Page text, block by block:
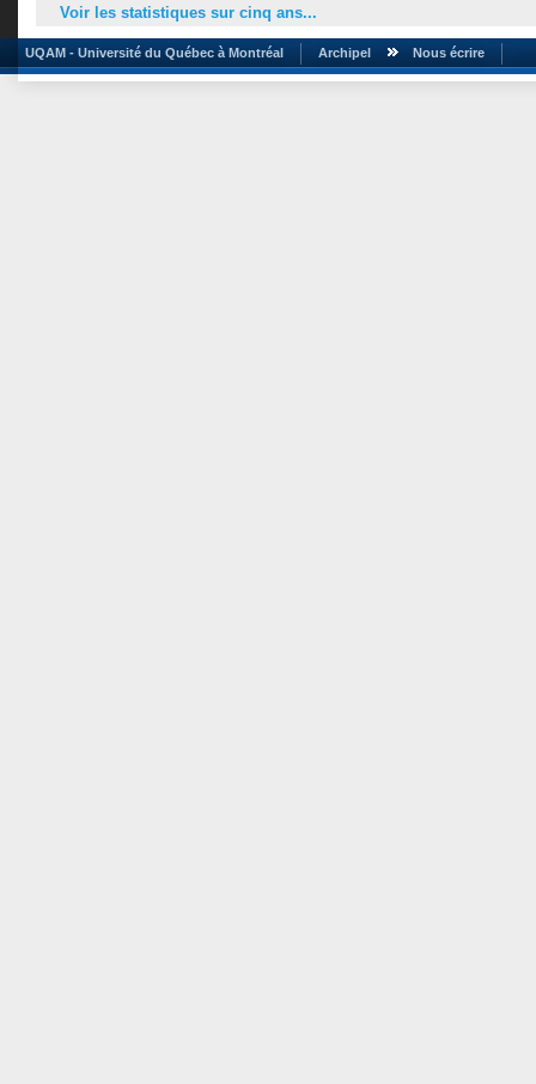
Voir les statistiques sur cinq ans...
UQAM - Université du Québec à Montréal Archipel Nous écrire